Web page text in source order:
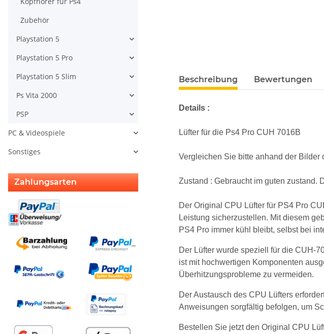
weitere Registerkarten anzeigen
Beschreibung Bewertungen
Details :
Lüfter für die Ps4 Pro CUH 7016B
Vergleichen Sie bitte anhand der Bilder
Zustand : Gebraucht im guten zustand.
Der Original CPU Lüfter für PS4 Pro
Leistung sicherzustellen. Mit diesem
PS4 Pro immer kühl bleibt, selbst bei
Der Lüfter wurde speziell für die CUH-
ist mit hochwertigen Komponenten
Überhitzungsprobleme zu vermeiden.
Der Austausch des CPU Lüfters
Anweisungen sorgfältig befolgen, um
Bestellen Sie jetzt den Original CPU
Zubehör
Playstation 5
Playstation 5 Pro
Playstation 5 Slim
Ps Vita 2000
PSP
PC & Videospiele
Sonstiges
Zahlungsarten